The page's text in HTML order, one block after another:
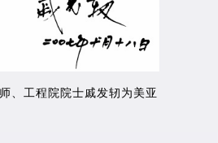
、工程院院士戚发轫为美亚